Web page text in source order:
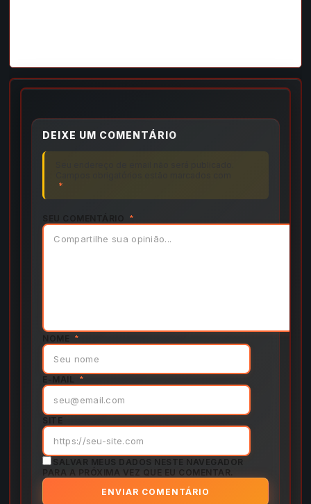
DEIXE UM COMENTÁRIO
*
*
NOME *
E-MAIL *
SITE
SALVAR MEUS DADOS NESTE NAVEGADOR
PARA A PRÓXIMA VEZ QUE EU COMENTAR.